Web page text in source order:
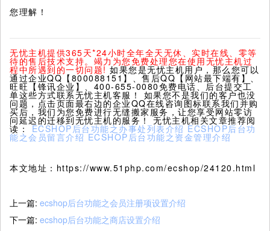
您理解！
无忧主机提供365天*24小时全年全天无休、实时在线、零等
待的售后技术支持。竭力为您免费处理您在使用无忧主机过
程中所遇到的一切问题!如果您是无忧主机用户，那么您可以
通过企业QQ【800088151】、售后QQ【网站最下端有】、
旺旺【锋讯企业】、400-655-0080免费电话、后台提交工
单这些方式联系无忧主机客服！ 如果您不是我们的客户也没
问题，点击页面最右边的企业QQ在线咨询图标联系我们并购
买后，我们为您免费进行无缝搬家服务，让您享受网站零访
问延迟的迁移到无忧主机的服务！ 无忧主机相关文章推荐阅
读：ECSHOP后台功能之办事处列表介绍 ECSHOP后台功
能之会员留言介绍 ECSHOP后台功能之资金管理介绍
本文地址：https://www.51php.com/ecshop/24120.html
上一篇: ecshop后台功能之会员注册项设置介绍
下一篇: ecshop后台功能之商店设置介绍